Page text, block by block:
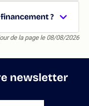
?
de la page le 08/08/2026
newsletter